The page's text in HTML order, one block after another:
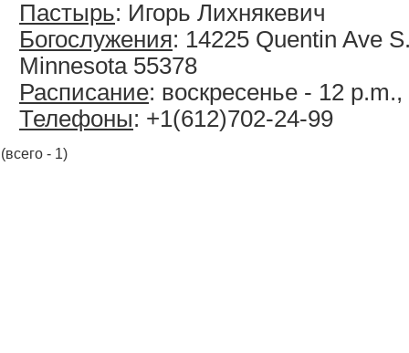
Пастырь: Игорь Лихнякевич
Богослужения: 14225 Quentin Ave
Minnesota 55378
Расписание: воскресенье - 12
Телефоны: +1(612)702-24-99
(всего - 1)